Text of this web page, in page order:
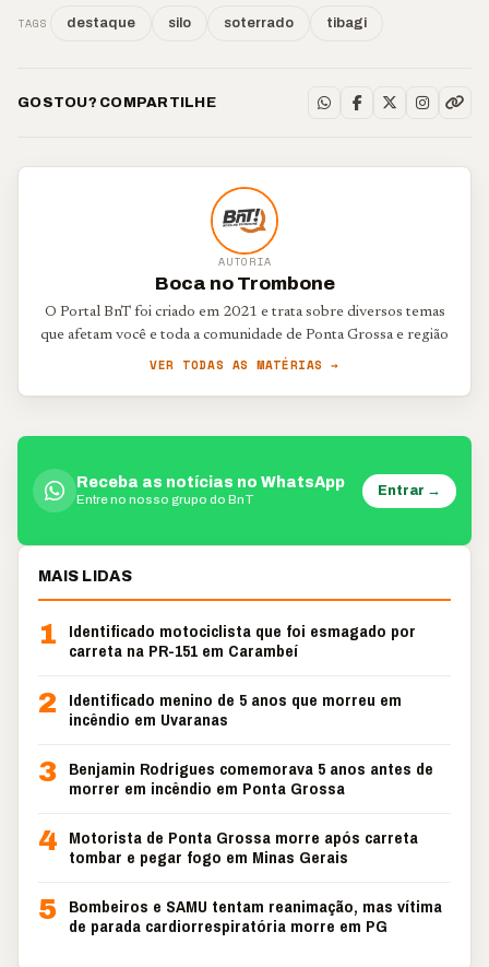
TAGS destaque silo soterrado tibagi
GOSTOU? COMPARTILHE
AUTORIA
Boca no Trombone
O Portal BnT foi criado em 2021 e trata sobre diversos temas
que afetam você e toda a comunidade de Ponta Grossa e região
VER TODAS AS MATÉRIAS →
Receba as notícias no WhatsApp
Entre no nosso grupo do BnT
Entrar →
MAIS LIDAS
1
Identificado motociclista que foi esmagado por
carreta na PR-151 em Carambeí
2
Identificado menino de 5 anos que morreu em
incêndio em Uvaranas
3 Benjamin Rodrigues comemorava 5 anos antes de
morrer em incêndio em Ponta Grossa
4 Motorista de Ponta Grossa morre após carreta
tombar e pegar fogo em Minas Gerais
5 Bombeiros e SAMU tentam reanimação, mas vítima
de parada cardiorrespiratória morre em PG